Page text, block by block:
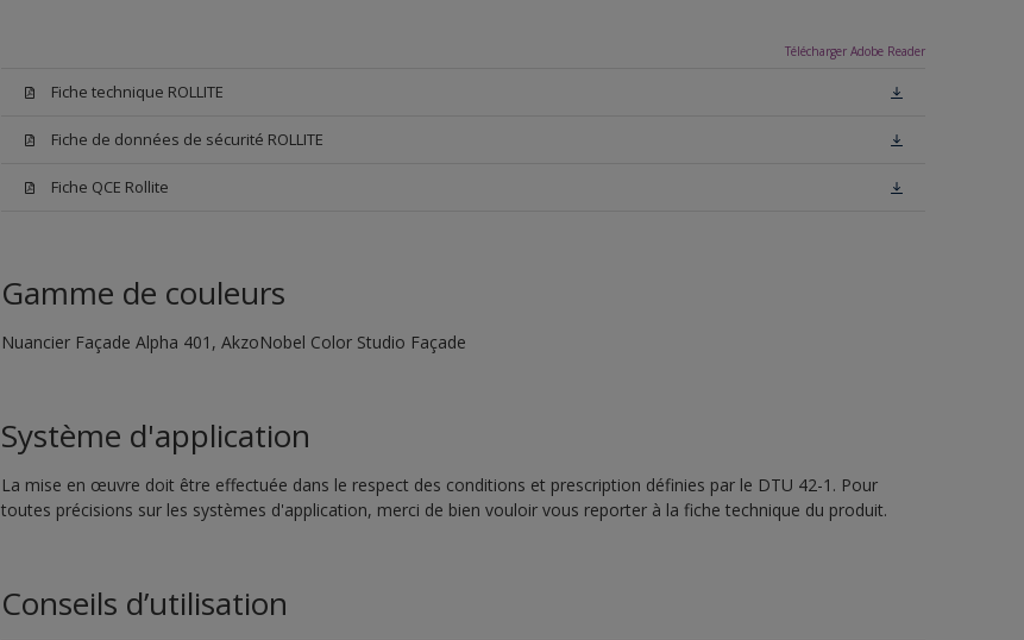
Télécharger Adobe Reader
Fiche technique ROLLITE
Fiche de données de sécurité ROLLITE
Fiche QCE Rollite
Gamme de couleurs
Nuancier Façade Alpha 401, AkzoNobel Color Studio Façade
Système d'application
La mise en œuvre doit être effectuée dans le respect des conditions et prescription définies par le DTU 42-1. Pour
toutes précisions sur les systèmes d'application, merci de bien vouloir vous reporter à la fiche technique du produit.
Conseils d’utilisation